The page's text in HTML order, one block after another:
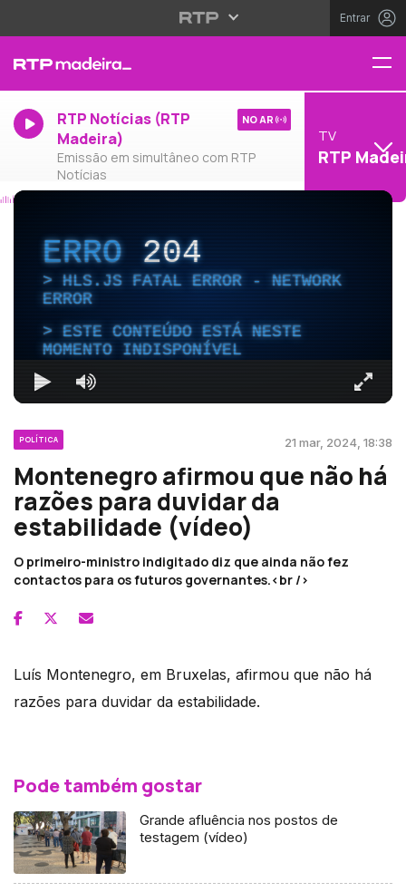
Entrar
RTP Notícias (RTP
Madeira)
Emissão em simultâneo com RTP
Notícias
NO AR
TV
RTP
ERRO204
HLS.JS FATAL ERROR - NETWORK
ERROR
ESTE CONTEÚDO ESTÁ NESTE
MOMENTO INDISPONÍVEL
POLÍTICA 21 mar, 2024, 18:38
Montenegro afirmou que não há
razões para duvidar da
estabilidade (vídeo)
O primeiro-ministro indigitado diz que ainda não fez
contactos para os futuros governantes.<br />
Luís Montenegro, em Bruxelas, afirmou que não há
razões para duvidar da estabilidade.
Pode também gostar
Grande afluência nos postos de
testagem (vídeo)